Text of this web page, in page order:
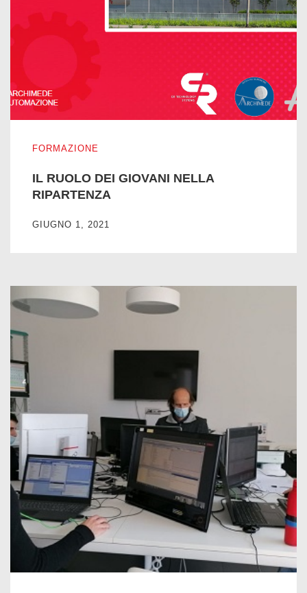
FORMAZIONE
IL RUOLO DEI GIOVANI NELLA
RIPARTENZA
GIUGNO 1, 2021